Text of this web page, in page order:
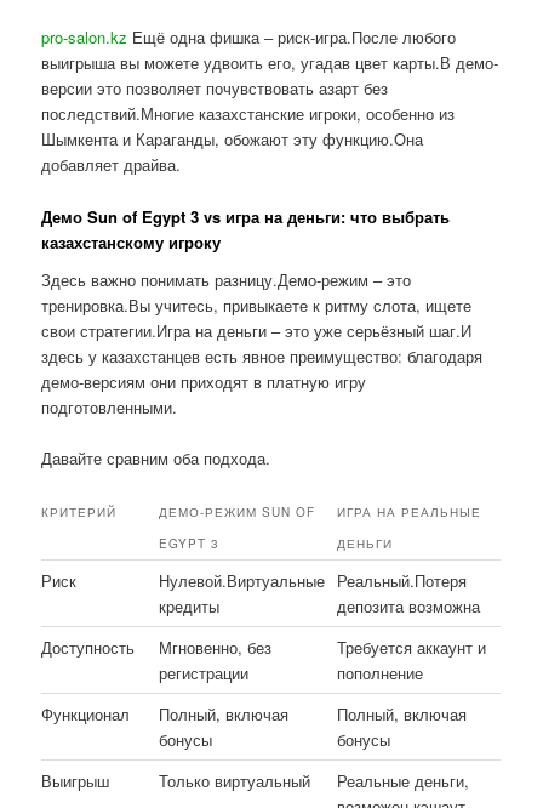
pro-salon.kz Ещё одна фишка – риск-игра.После любого
выигрыша вы можете удвоить его, угадав цвет карты.В демо-
версии это позволяет почувствовать азарт без
последствий.Многие казахстанские игроки, особенно из
Шымкента и Караганды, обожают эту функцию.Она
добавляет драйва.
Демо Sun of Egypt 3 vs игра на деньги: что выбрать
казахстанскому игроку
Здесь важно понимать разницу.Демо-режим – это
тренировка.Вы учитесь, привыкаете к ритму слота, ищете
свои стратегии.Игра на деньги – это уже серьёзный шаг.И
здесь у казахстанцев есть явное преимущество: благодаря
демо-версиям они приходят в платную игру
подготовленными.
Давайте сравним оба подхода.
КРИТЕРИЙ
ДЕМО-РЕЖИМ SUN OF
EGYPT 3
ИГРА НА РЕАЛЬНЫЕ
ДЕНЬГИ
Риск
Нулевой.Виртуальные
кредиты
Реальный.Потеря
депозита возможна
Доступность
Мгновенно, без
регистрации
Требуется аккаунт и
пополнение
Функционал
Полный, включая
бонусы
Полный, включая
бонусы
Выигрыш
Только виртуальный
Реальные деньги,